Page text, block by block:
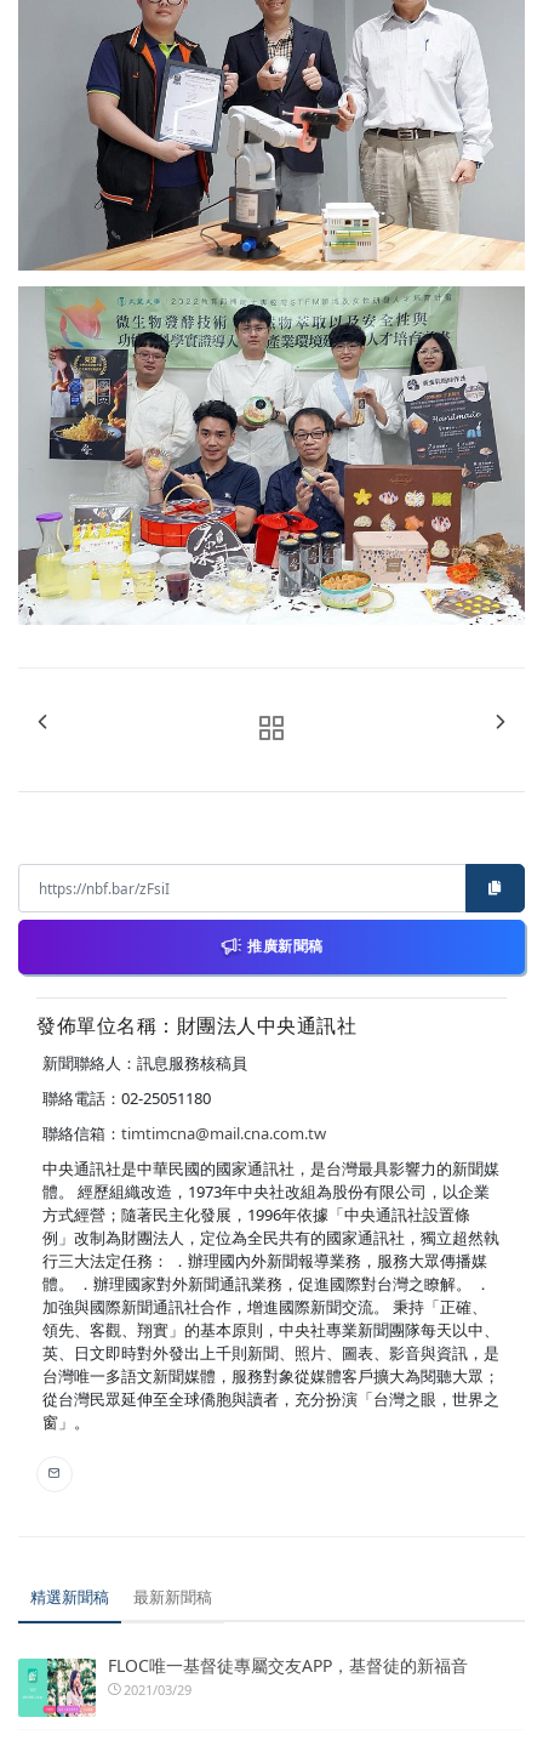
推廣新聞稿
發佈單位名稱：財團法人中央通訊社
新聞聯絡人：訊息服務核稿員
聯絡電話：02-25051180
聯絡信箱： timtimcna@mail.cna.com.tw
中央通訊社是中華民國的國家通訊社，是台灣最具影響力的新聞媒
體。 經歷組織改造，1973年中央社改組為股份有限公司，以企業
方式經營；隨著民主化發展，1996年依據「中央通訊社設置條
例」改制為財團法人，定位為全民共有的國家通訊社，獨立超然執
行三大法定任務： ．辦理國內外新聞報導業務，服務大眾傳播媒
體。 ．辦理國家對外新聞通訊業務，促進國際對台灣之瞭解。 ．
加強與國際新聞通訊社合作，增進國際新聞交流。 秉持「正確、
領先、客觀、翔實」的基本原則，中央社專業新聞團隊每天以中、
英、日文即時對外發出上千則新聞、照片、圖表、影音與資訊，是
台灣唯一多語文新聞媒體，服務對象從媒體客戶擴大為閱聽大眾；
從台灣民眾延伸至全球僑胞與讀者，充分扮演「台灣之眼，世界之
窗」。
精選新聞稿 最新新聞稿
FLOC唯一基督徒專屬交友APP，基督徒的新福音
2021/03/29